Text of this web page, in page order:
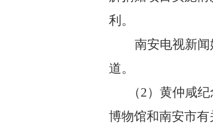
利。
南安电视新
道。
（2）黄仲咸
博物馆和南安市